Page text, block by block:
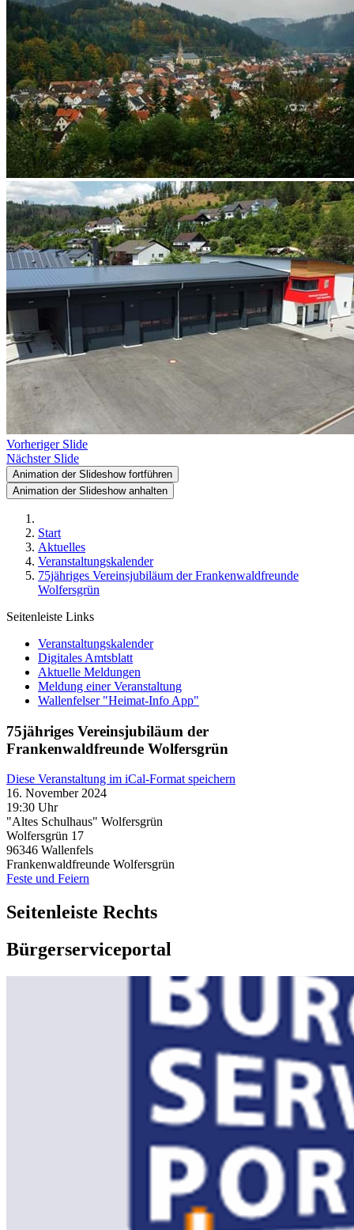
Vorheriger Slide
Nächster Slide
Animation der Slideshow fortführen
Animation der Slideshow anhalten
Start
Aktuelles
Veranstaltungskalender
75jähriges Vereinsjubiläum der Frankenwaldfreunde
Wolfersgrün
Seitenleiste Links
Veranstaltungskalender
Digitales Amtsblatt
Aktuelle Meldungen
Meldung einer Veranstaltung
Wallenfelser "Heimat-Info App"
75jähriges Vereinsjubiläum der
Frankenwaldfreunde Wolfersgrün
Diese Veranstaltung im iCal-Format speichern
16. November 2024
19:30 Uhr
"Altes Schulhaus" Wolfersgrün
Wolfersgrün 17
96346 Wallenfels
Frankenwaldfreunde Wolfersgrün
Feste und Feiern
Seitenleiste Rechts
Bürgerserviceportal